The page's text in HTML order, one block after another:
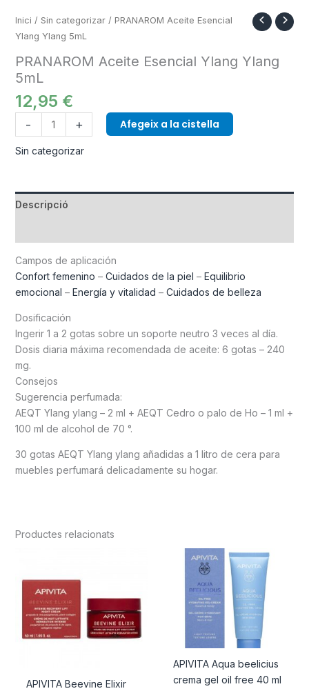
Inici / Sin categorizar/ PRANAROM Aceite Esencial
Ylang Ylang 5mL
PRANAROM Aceite Esencial Ylang Ylang
5mL
12,95 €
- + Afegeix a la cistella
Sin categorizar
Descripció
Campos de aplicación
Confort femenino – Cuidados de la piel – Equilibrio
emocional – Energía y vitalidad – Cuidados de belleza
Dosificación
Ingerir 1 a 2 gotas sobre un soporte neutro 3 veces al día.
Dosis diaria máxima recomendada de aceite: 6 gotas – 240
mg.
Consejos
Sugerencia perfumada:
AEQT Ylang ylang – 2 ml + AEQT Cedro o palo de Ho – 1 ml +
100 ml de alcohol de 70 °.
30 gotas AEQT Ylang ylang añadidas a 1 litro de cera para
muebles perfumará delicadamente su hogar.
Productes relacionats
APIVITA Beevine Elixir
APIVITA Aqua beelicius
crema gel oil free 40 ml